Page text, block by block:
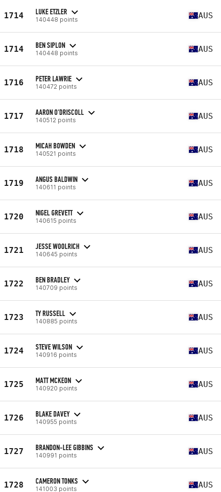
1714 LUKE ETZLER
140448 points AUS
1714 BEN SIPLON
140448 points AUS
1716 PETER LAWRIE
140472 points AUS
1717 AARON O'DRISCOLL
140512 points AUS
1718 MICAH BOWDEN
140521 points AUS
1719 ANGUS BALDWIN
140611 points AUS
1720 NIGEL GREVETT
140615 points AUS
1721 JESSE WOOLRICH
140645 points AUS
1722 BEN BRADLEY
140709 points AUS
1723 TY RUSSELL
140885 points AUS
1724 STEVE WILSON
140916 points AUS
1725 MATT MCKEON
140920 points AUS
1726 BLAKE DAVEY
140955 points AUS
1727 BRANDON-LEE GIBBINS
140991 points AUS
1728 CAMERON TONKS
141003 points AUS